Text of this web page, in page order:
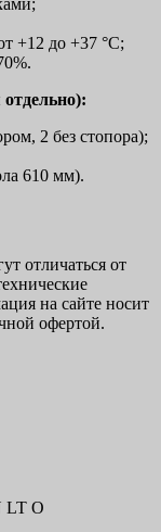
+12 до +37 °C;
2 без стопора);
610 мм).
отличаться от
на сайте носит
офертой.
LT O